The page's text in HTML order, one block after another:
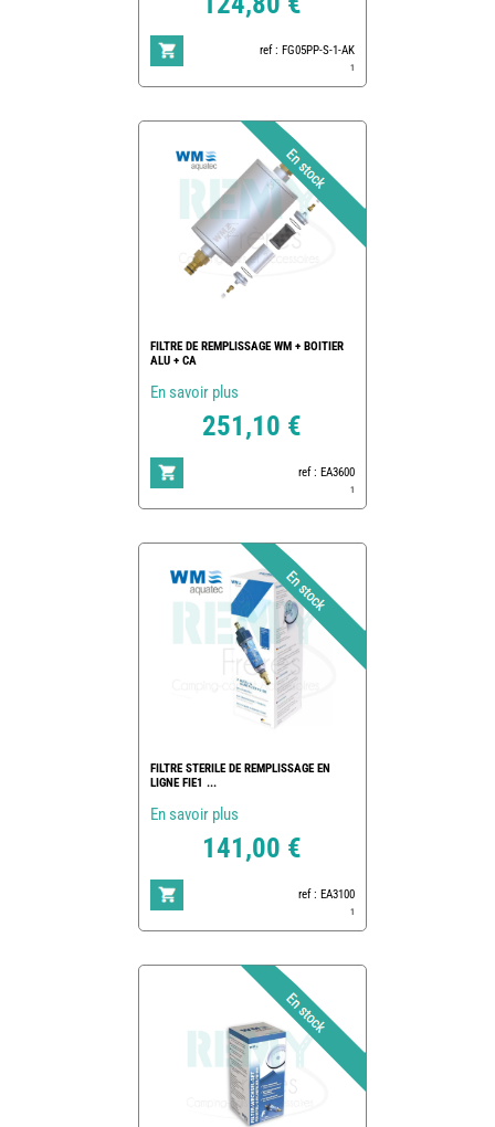
ref : FG05PP-S-1-AK
1
FILTRE DE REMPLISSAGE WM + BOITIER
ALU + CA
En savoir plus
251,10 €
ref : EA3600
1
FILTRE STERILE DE REMPLISSAGE EN
LIGNE FIE1 ...
En savoir plus
141,00 €
ref : EA3100
1